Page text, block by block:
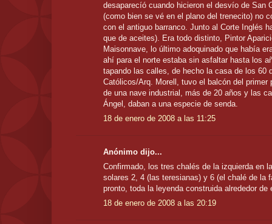
desaparecíó cuando hicieron el desvío de San
(como bien se vé en el plano del trenecito) no
con el antiguo barranco. Junto al Corte Inglés
que de aceites). Era todo distinto, Pintor
Maisonnave, lo último adoquinado que había
ahí para el norte estaba sin asfaltar hasta los
tapando las calles, de hecho la casa de los 60
Católicos/Arq. Morell, tuvo el balcón del primer
de una nave industrial, más de 20 años y las
Ángel, daban a una especie de senda.
18 de enero de 2008 a las 11:25
Anónimo dijo...
Confirmado, los tres chalés de la izquierda en
solares 2, 4 (las teresianas) y 6 (el chalé de la
pronto, toda la leyenda construida alrededor de
18 de enero de 2008 a las 20:19